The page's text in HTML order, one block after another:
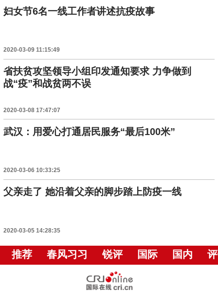
妇女节6名一线工作者讲述抗疫故事
2020-03-09 11:15:49
省扶贫攻坚领导小组印发通知要求 力争做到
战“疫”和战贫两不误
2020-03-08 17:47:07
武汉：用爱心打通居民服务“最后100米”
2020-03-06 10:33:25
父亲走了 她沿着父亲的脚步踏上防疫一线
2020-03-05 14:28:35
推荐 春风习习 锐评 国际 国内